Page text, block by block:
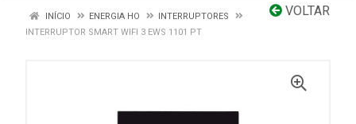
VOLTAR
INÍCIO ENERGIA HO
INTERRUPTORES
INTERRUPTOR SMART WIFI 3 EWS 1101 PT